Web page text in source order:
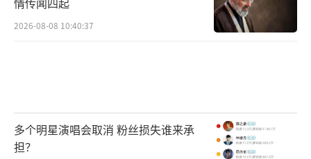
2026-08-08 10:40:37
多个明星演唱会取消 粉丝损失谁来承
担？